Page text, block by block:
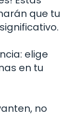
que tu
elige
en tu
no